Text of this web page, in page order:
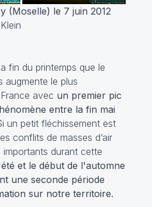
(Moselle) le 7 juin 2012
fin du printemps que le
augmente le plus
avec un premier pic
entre la fin mai
un petit fléchissement est
conflits de masses d’air
durant cette
et le début de l'automne
une seconde période
sur notre territoire.